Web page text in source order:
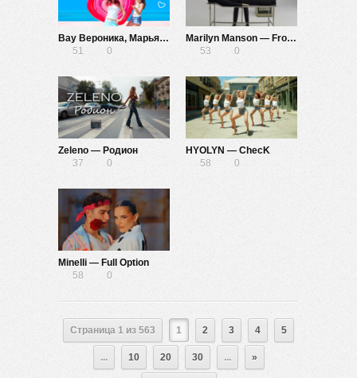
Вау Вероника, Марьяна Локель — Любимка
51
0
Marilyn Manson — Front Toward Enemy
53
0
Zeleno — Родион
37
0
HYOLYN — ChecK
58
0
Minelli — Full Option
58
0
Страница 1 из 563 1 2 3 4 5
... 10 20 30 ... »